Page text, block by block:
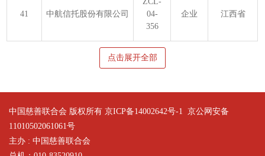
41 中航信托股份有限公司
04-
356
企业 江西省
点击展开全部
中国慈善联合会 版权所有 京ICP备14002642号-1 京公网安备
11010502061061号
主办 : 中国慈善联合会